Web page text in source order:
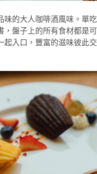
味的大人咖啡酒風味。單吃
，盤子上的所有食材都是可
起入口，豐富的滋味彼此交